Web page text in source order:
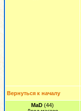
Вернуться к началу
MaD (44)